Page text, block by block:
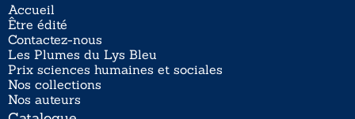
Accueil
Être édité
Contactez-nous
Les Plumes du Lys Bleu
Prix sciences humaines et sociales
Nos collections
Nos auteurs